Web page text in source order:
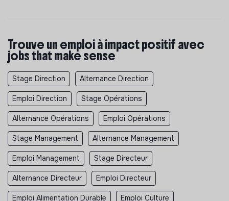
Trouve un emploi à impact positif avec
jobs that make sense
Stage Direction Alternance Direction
Emploi Direction Stage Opérations
Alternance Opérations Emploi Opérations
Stage Management Alternance Management
Emploi Management Stage Directeur
Alternance Directeur Emploi Directeur
Emploi Alimentation Durable Emploi Culture